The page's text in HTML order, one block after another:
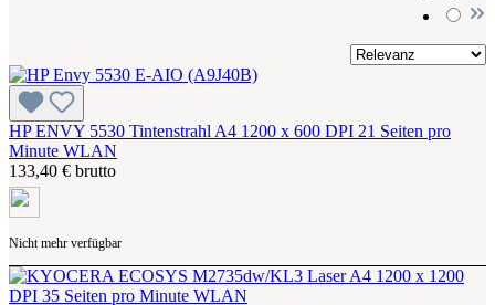
HP ENVY 5530 Tintenstrahl A4 1200 x 600 DPI 21 Seiten pro
Minute WLAN
133,40 € brutto
Nicht mehr verfügbar